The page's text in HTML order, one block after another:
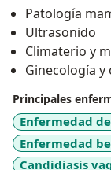
Patología
Ultrasonido
Climaterio y
Ginecología
Principales
Enfermedad
Enfermedad
Candidiasis